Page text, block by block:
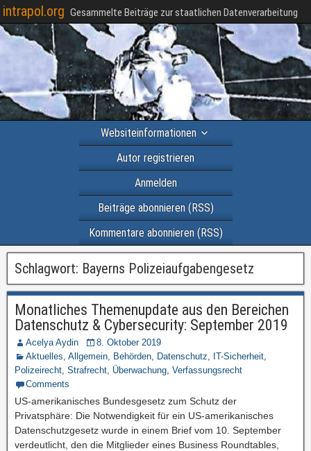
intrapol.org Gesammelte Beiträge zur staatlichen Datenverarbeitung
Websiteinformationen
Autor registrieren
Anmelden
Beiträge abonnieren (RSS)
Kommentare abonnieren (RSS)
Schlagwort: Bayerns Polizeiaufgabengesetz
Monatliches Themenupdate aus den Bereichen
Datenschutz & Cybersecurity: September 2019
Acelya Aydin
8. Oktober 2019
Aktuelles, Allgemein, Behörden, Datenschutz, IT-Sicherheit,
Polizeirecht, Strafrecht, Überwachung, Verfassungsrecht
Comments
US-amerikanisches Bundesgesetz zum Schutz der
Privatsphäre: Die Notwendigkeit für ein US-amerikanisches
Datenschutzgesetz wurde in einem Brief vom 10. September
verdeutlicht, den die Mitglieder eines Business Roundtables,